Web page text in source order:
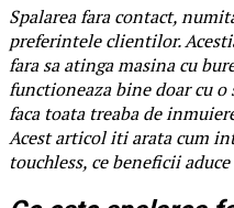
Spalarea fara contact,
preferintele clientilor.
fara sa atinga masina cu
functioneaza bine doar cu o
faca toata treaba de
Acest articol iti arata cum
touchless, ce beneficii